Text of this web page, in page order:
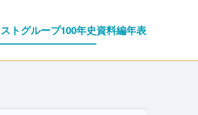
トグループ100年史資料編年表